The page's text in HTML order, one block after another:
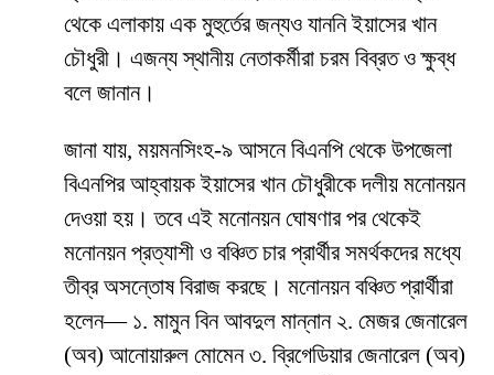
থেকে এলাকায় এক মুহুর্তের জন্যও যাননি ইয়াসের খান
চৌধুরী। এজন্য স্থানীয় নেতাকর্মীরা চরম বিব্রত ও ক্ষুব্ধ
বলে জানান।
জানা যায়, ময়মনসিংহ-৯ আসনে বিএনপি থেকে উপজেলা
বিএনপির আহ্বায়ক ইয়াসের খান চৌধুরীকে দলীয় মনোনয়ন
দেওয়া হয়। তবে এই মনোনয়ন ঘোষণার পর থেকেই
মনোনয়ন প্রত্যাশী ও বঞ্চিত চার প্রার্থীর সমর্থকদের মধ্যে
তীব্র অসন্তোষ বিরাজ করছে। মনোনয়ন বঞ্চিত প্রার্থীরা
হলেন— ১. মামুন বিন আবদুল মান্নান ২. মেজর জেনারেল
(অব) আনোয়ারুল মোমেন ৩. ব্রিগেডিয়ার জেনারেল (অব)